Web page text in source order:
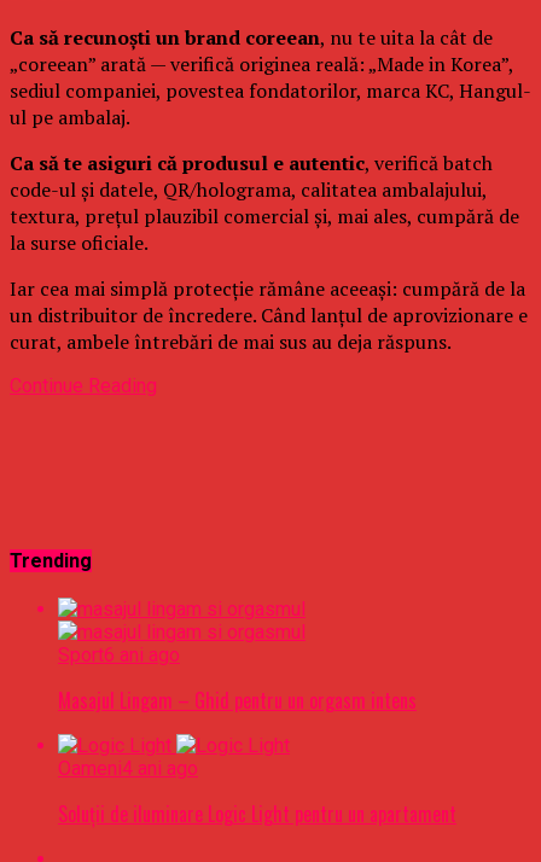
Ca să recunoști un brand coreean, nu te uita la cât de
„coreean” arată — verifică originea reală: „Made in Korea”,
sediul companiei, povestea fondatorilor, marca KC, Hangul-
ul pe ambalaj.
Ca să te asiguri că produsul e autentic, verifică batch
code-ul și datele, QR/holograma, calitatea ambalajului,
textura, prețul plauzibil comercial și, mai ales, cumpără de
la surse oficiale.
Iar cea mai simplă protecție rămâne aceeași: cumpără de la
un distribuitor de încredere. Când lanțul de aprovizionare e
curat, ambele întrebări de mai sus au deja răspuns.
Continue Reading
Trending
Sport6 ani ago
Masajul Lingam – Ghid pentru un orgasm intens
Oameni4 ani ago
Soluții de iluminare Logic Light pentru un apartament